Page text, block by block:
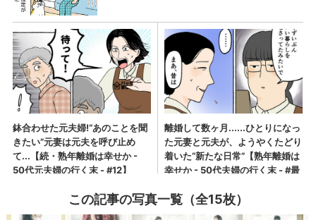
この記事の写真一覧（全15枚）